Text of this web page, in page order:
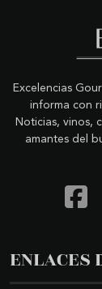
Excelencias
informa con
Noticias, vinos,
amantes del
ENLACES